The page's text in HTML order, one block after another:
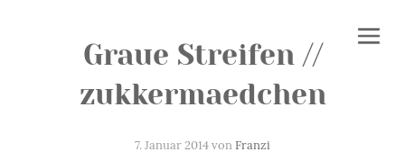
Graue Streifen //
zukkermaedchen
7. Januar 2014 vonFranzi